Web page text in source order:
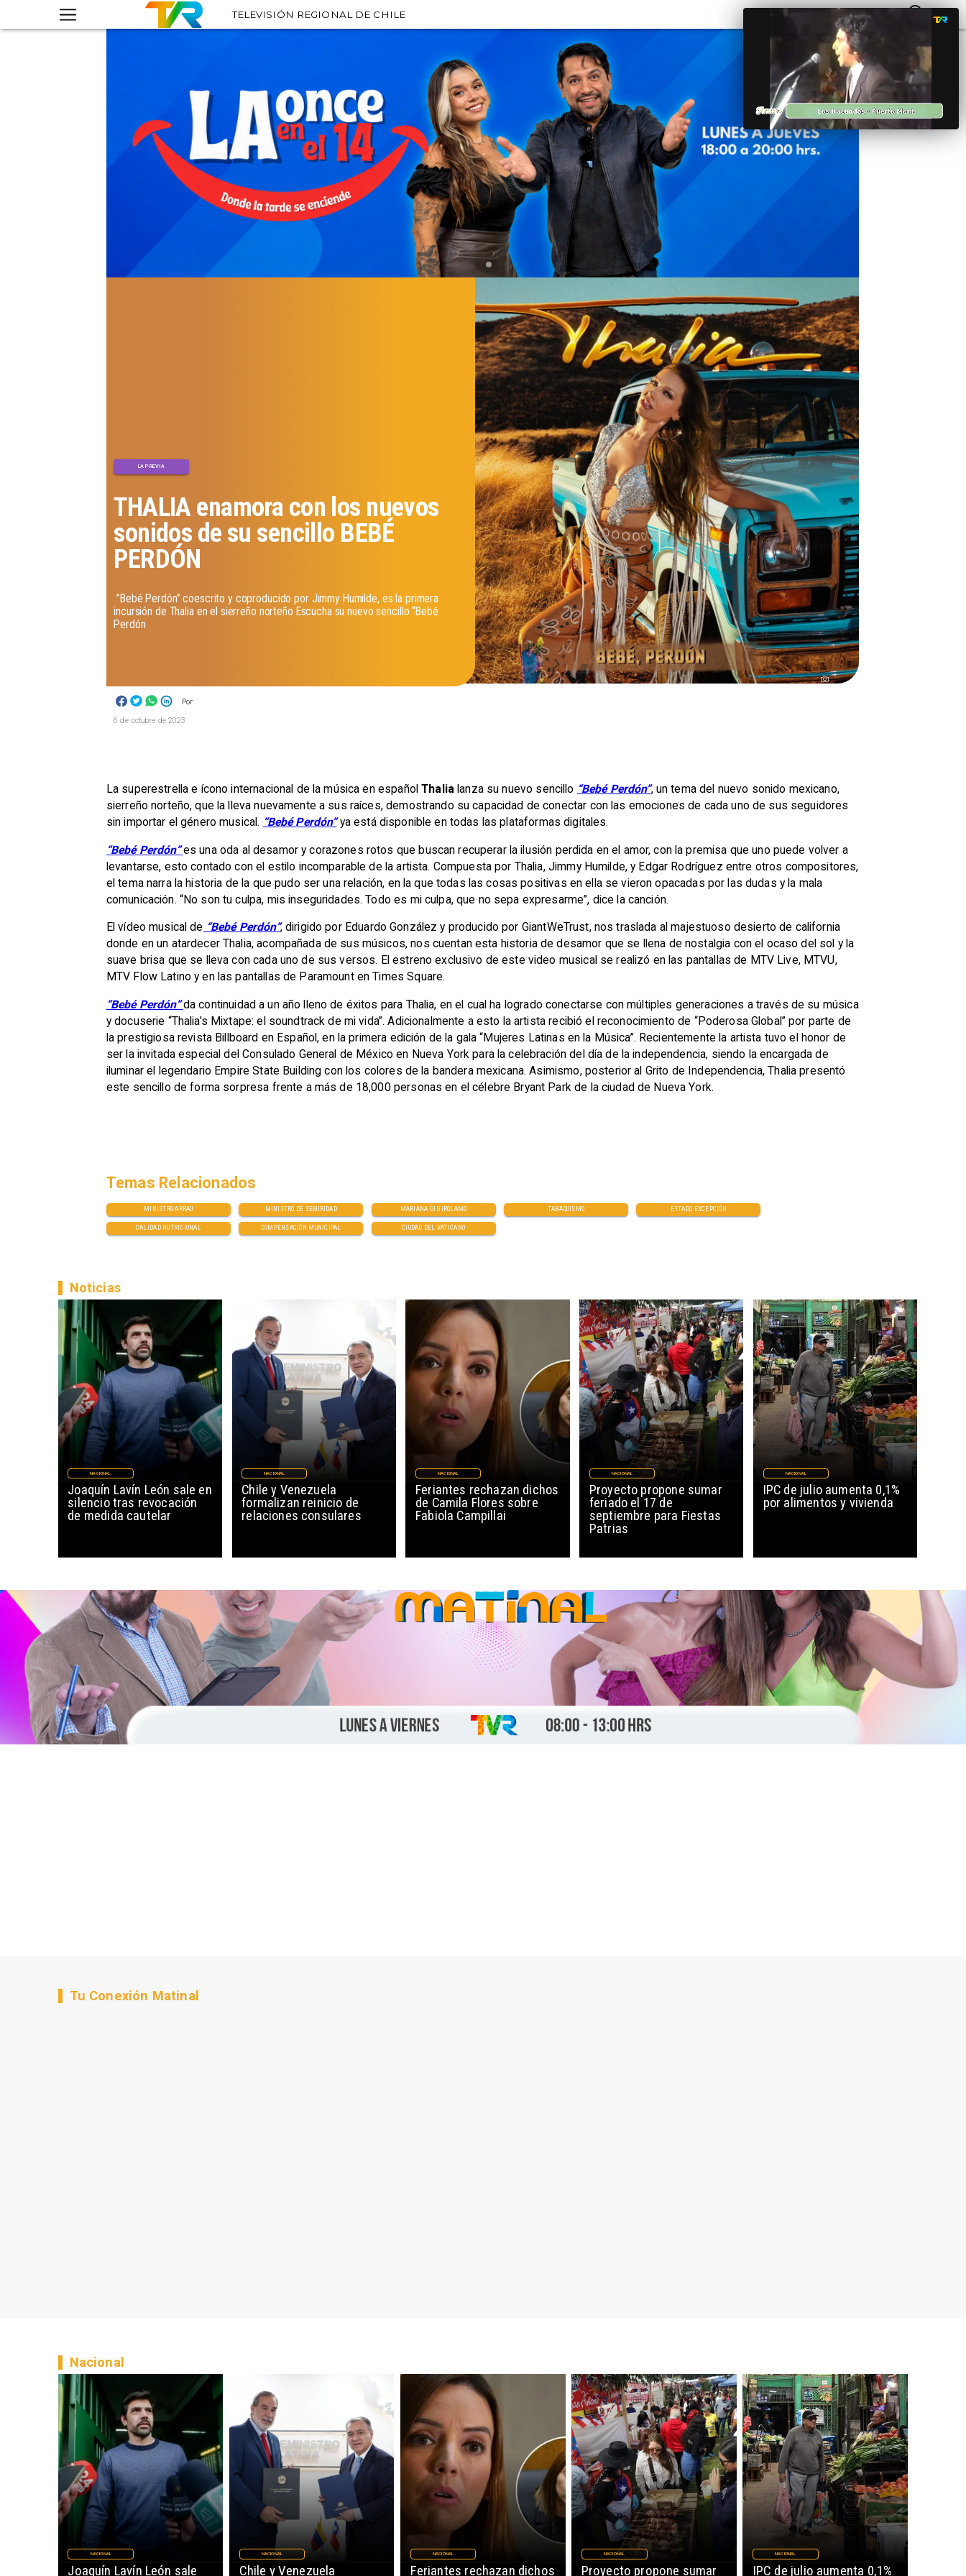
TELEVISIÓN REGIONAL DE CHILE
Por
THALIA enamora con los nuevos
sonidos de su sencillo BEBÉ
PERDÓN
LA PREVIA
​ ”Bebé Perdón” coescrito y coproducido por Jimmy Humilde, es la primera
incursión de Thalia en el sierreño norteño Escucha su nuevo sencillo “Bebé
Perdón ​
6 de octubre de 2023
La superestrella e ícono internacional de la música en españolThalia lanza su nuevo sencillo “Bebé Perdón”, un tema del nuevo sonido mexicano,
sierreño norteño, que la lleva nuevamente a sus raíces, demostrando su capacidad de conectar con las emociones de cada uno de sus seguidores
sin importar el género musical. “Bebé Perdón”ya está disponible en todas las plataformas digitales.
“Bebé Perdón” es una oda al desamor y corazones rotos que buscan recuperar la ilusión perdida en el amor, con la premisa que uno puede volver a
levantarse, esto contado con el estilo incomparable de la artista. Compuesta por Thalia, Jimmy Humilde, y Edgar Rodríguez entre otros compositores,
el tema narra la historia de la que pudo ser una relación, en la que todas las cosas positivas en ella se vieron opacadas por las dudas y la mala
comunicación. “No son tu culpa, mis inseguridades. Todo es mi culpa, que no sepa expresarme”, dice la canción.
El vídeo musical de “Bebé Perdón”, dirigido por Eduardo González y producido por GiantWeTrust, nos traslada al majestuoso desierto de california
donde en un atardecer Thalia, acompañada de sus músicos, nos cuentan esta historia de desamor que se llena de nostalgia con el ocaso del sol y la
suave brisa que se lleva con cada uno de sus versos. El estreno exclusivo de este video musical se realizó en las pantallas de MTV Live, MTVU,
MTV Flow Latino y en las pantallas de Paramount en Times Square.
“Bebé Perdón” da continuidad a un año lleno de éxitos para Thalia, en el cual ha logrado conectarse con múltiples generaciones a través de su música
y docuserie “Thalia’s Mixtape: el soundtrack de mi vida”. Adicionalmente a esto la artista recibió el reconocimiento de “Poderosa Global” por parte de
la prestigiosa revista Billboard en Español, en la primera edición de la gala “Mujeres Latinas en la Música”. Recientemente la artista tuvo el honor de
ser la invitada especial del Consulado General de México en Nueva York para la celebración del día de la independencia, siendo la encargada de
iluminar el legendario Empire State Building con los colores de la bandera mexicana. Asimismo, posterior al Grito de Independencia, Thalia presentó
este sencillo de forma sorpresa frente a más de 18,000 personas en el célebre Bryant Park de la ciudad de Nueva York.
MINISTRO ARRAU MINISTRO DE SEGURIDAD MARIANA DI GIROLAMO TABAQUISMO ESTADO EXCEPCIÓN
CALIDAD NUTRICIONAL COMPENSACIÓN MUNICIPAL CIUDAD DEL VATICANO
Temas Relacionados
Joaquín Lavín León sale en
silencio tras revocación
de medida cautelar
NACIONAL
Noticias
Chile y Venezuela
formalizan reinicio de
relaciones consulares
NACIONAL
Feriantes rechazan dichos
de Camila Flores sobre
Fabiola Campillai
NACIONAL
Proyecto propone sumar
feriado el 17 de
septiembre para Fiestas
Patrias
NACIONAL
IPC de julio aumenta 0,1%
por alimentos y vivienda
NACIONAL
Tu Conexión Matinal
Joaquín Lavín León sale
NACIONAL
Chile y Venezuela
NACIONAL
Feriantes rechazan dichos
NACIONAL
Proyecto propone sumar
NACIONAL
IPC de julio aumenta 0,1%
NACIONAL
Nacional